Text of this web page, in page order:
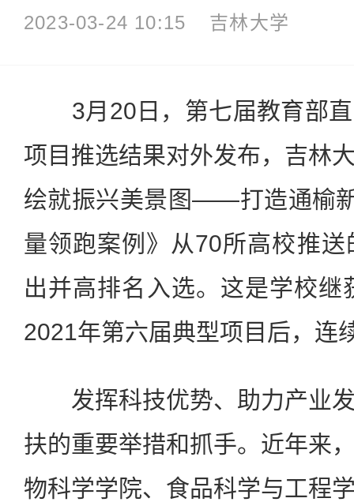
2023-03-24 10:15 吉林大学
3月20日，第七届教育部直
项目推选结果对外发布，吉林
绘就振兴美景图——打造通榆
量领跑案例》从70所高校推
出并高排名入选。这是学校继
2021年第六届典型项目后，连
发挥科技优势、助力产业发
扶的重要举措和抓手。近年来
物科学学院、食品科学与工程